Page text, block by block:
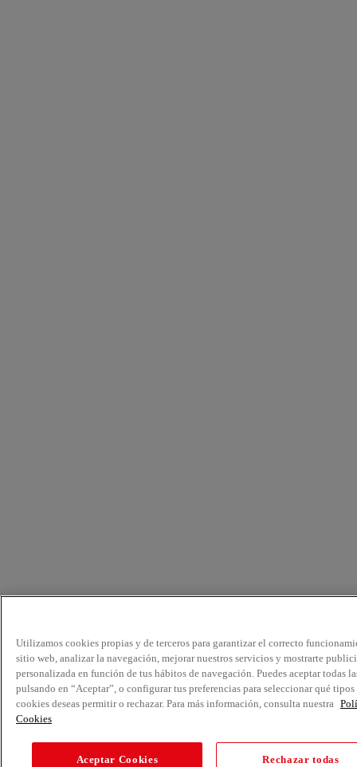
Utilizamos cookies propias y de terceros para garantizar el correcto
sitio web, analizar la navegación, mejorar nuestros servicios y mostrarte
personalizada en función de tus hábitos de navegación. Puedes aceptar todas
pulsando en “Aceptar”, o configurar tus preferencias para seleccionar qué tipos
cookies deseas permitir o rechazar. Para más información, consulta nuestra
Cookies
Aceptar Cookies Rechazar todas